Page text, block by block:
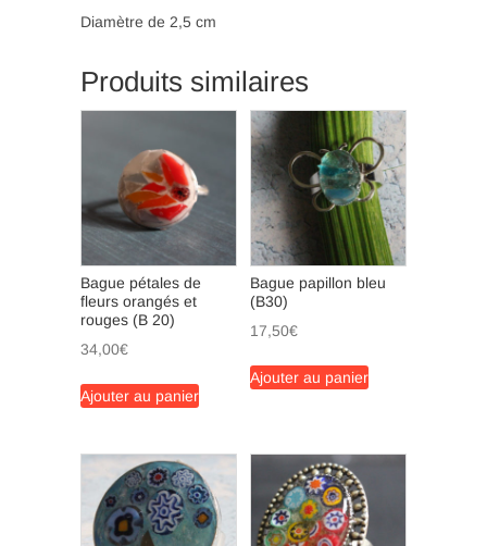
Diamètre de 2,5 cm
Produits similaires
Bague pétales de
fleurs orangés et
rouges (B 20)
34,00€
Ajouter au panier
Bague papillon bleu
(B30)
17,50€
Ajouter au panier